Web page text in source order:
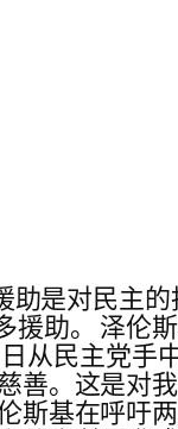
是对民主的
援助。 泽伦
民主党手
善。这是对
斯基在呼吁